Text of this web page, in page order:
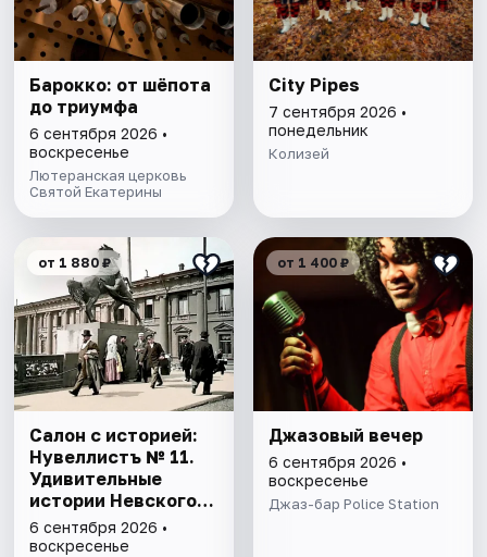
Барокко: от шёпота
до триумфа
6 сентября 2026 •
воскресенье
Лютеранская церковь
Святой Екатерины
City Pipes
7 сентября 2026 •
понедельник
Колизей
от 1 880 ₽
Салон с историей:
Нувеллистъ № 11.
Удивительные
истории Невского
проспекта
6 сентября 2026 •
воскресенье
от 1 400 ₽
Джазовый вечер
6 сентября 2026 •
воскресенье
Джаз-бар Police Station